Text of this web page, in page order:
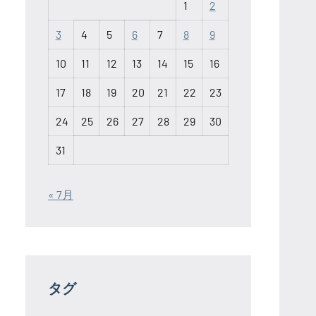
1 2
3 4 5 6 7 8 9
10 11 12 13 14 15 16
17 18 19 20 21 22 23
24 25 26 27 28 29 30
31
« 7月
タグ